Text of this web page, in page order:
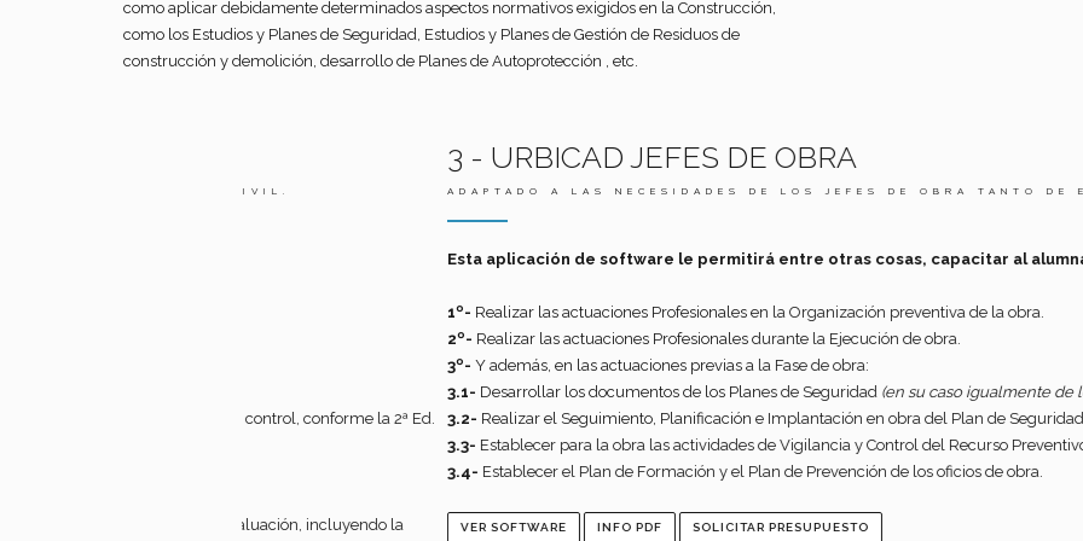
como aplicar debidamente determinados aspectos normativos exigidos en la Construcción,
como los Estudios y Planes de Seguridad, Estudios y Planes de Gestión de Residuos de
construcción y demolición, desarrollo de Planes de Autoprotección , etc.
3 - URBICAD JEFES DE OBRA
ADAPTADO A LAS NECESIDADES DE LOS JEFES DE OBRA TANTO DE EDIFICACIÓN COMO
Esta aplicación de software le permitirá entre otras cosas, capacitar al alumnado en estos aspectos:
Realizar las actuaciones Profesionales en la Organización preventiva de la obra.
Realizar las actuaciones Profesionales durante la Ejecución de obra.
Y además, en las actuaciones previas a la Fase de obra:
Desarrollar los documentos de los Planes de Seguridad(en su caso igualmente de los Estudios básicos y
3.2-Realizar el Seguimiento, Planificación e Implantación en obra del Plan de Seguridad, así como su planificación,
Establecer para la obra las actividades de Vigilancia y Control del Recurso Preventivo en las unidades de obra
Establecer el Plan de Formación y el Plan de Prevención de los oficios de obra.
VER SOFTWARE INFO PDF SOLICITAR PRESUPUESTO